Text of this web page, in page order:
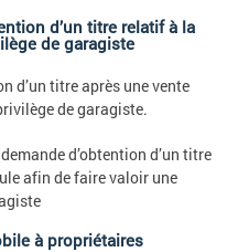
d’un titre relatif à la
de garagiste
d’un titre après une vente
de garagiste.
d’obtention d’un titre
afin de faire valoir une
à propriétaires